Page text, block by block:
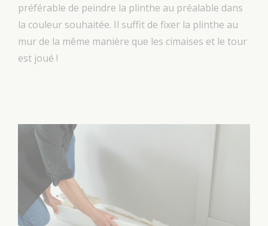
préférable de peindre la plinthe au préalable dans
la couleur souhaitée. Il suffit de fixer la plinthe au
mur de la même manière que les cimaises et le tour
est joué !